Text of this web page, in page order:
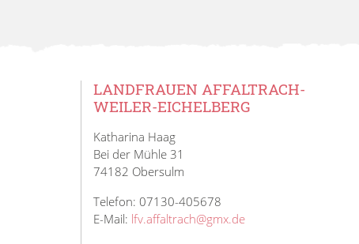
LANDFRAUEN AFFALTRACH-
WEILER-EICHELBERG
Katharina Haag
Bei der Mühle 31
74182 Obersulm
Telefon: 07130-405678
E-Mail: lfv.affaltrach@gmx.de